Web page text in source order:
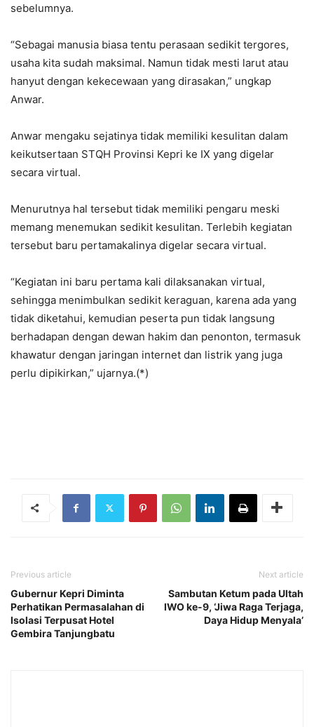
sebelumnya.
“Sebagai manusia biasa tentu perasaan sedikit tergores,
usaha kita sudah maksimal. Namun tidak mesti larut atau
hanyut dengan kekecewaan yang dirasakan,” ungkap
Anwar.
Anwar mengaku sejatinya tidak memiliki kesulitan dalam
keikutsertaan STQH Provinsi Kepri ke IX yang digelar
secara virtual.
Menurutnya hal tersebut tidak memiliki pengaru meski
memang menemukan sedikit kesulitan. Terlebih kegiatan
tersebut baru pertamakalinya digelar secara virtual.
“Kegiatan ini baru pertama kali dilaksanakan virtual,
sehingga menimbulkan sedikit keraguan, karena ada yang
tidak diketahui, kemudian peserta pun tidak langsung
berhadapan dengan dewan hakim dan penonton, termasuk
khawatur dengan jaringan internet dan listrik yang juga
perlu dipikirkan,” ujarnya.(*)
Previous article
Gubernur Kepri Diminta
Perhatikan Permasalahan di
Isolasi Terpusat Hotel
Gembira Tanjungbatu
Next article
Sambutan Ketum pada Ultah
IWO ke-9, ‘Jiwa Raga Terjaga,
Daya Hidup Menyala’